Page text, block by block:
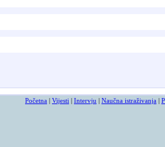
Početna Vijesti Intervju Naučna istraživanja